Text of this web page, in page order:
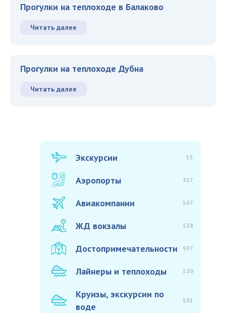
Прогулки на теплоходе в Балаково
Читать далее
Прогулки на теплоходе Дубна
Читать далее
Экскурсии 15
Аэропорты 327
Авиакомпании 167
ЖД вокзалы 138
Достопримечательности 937
Лайнеры и теплоходы 120
Круизы, экскурсии по
воде
101